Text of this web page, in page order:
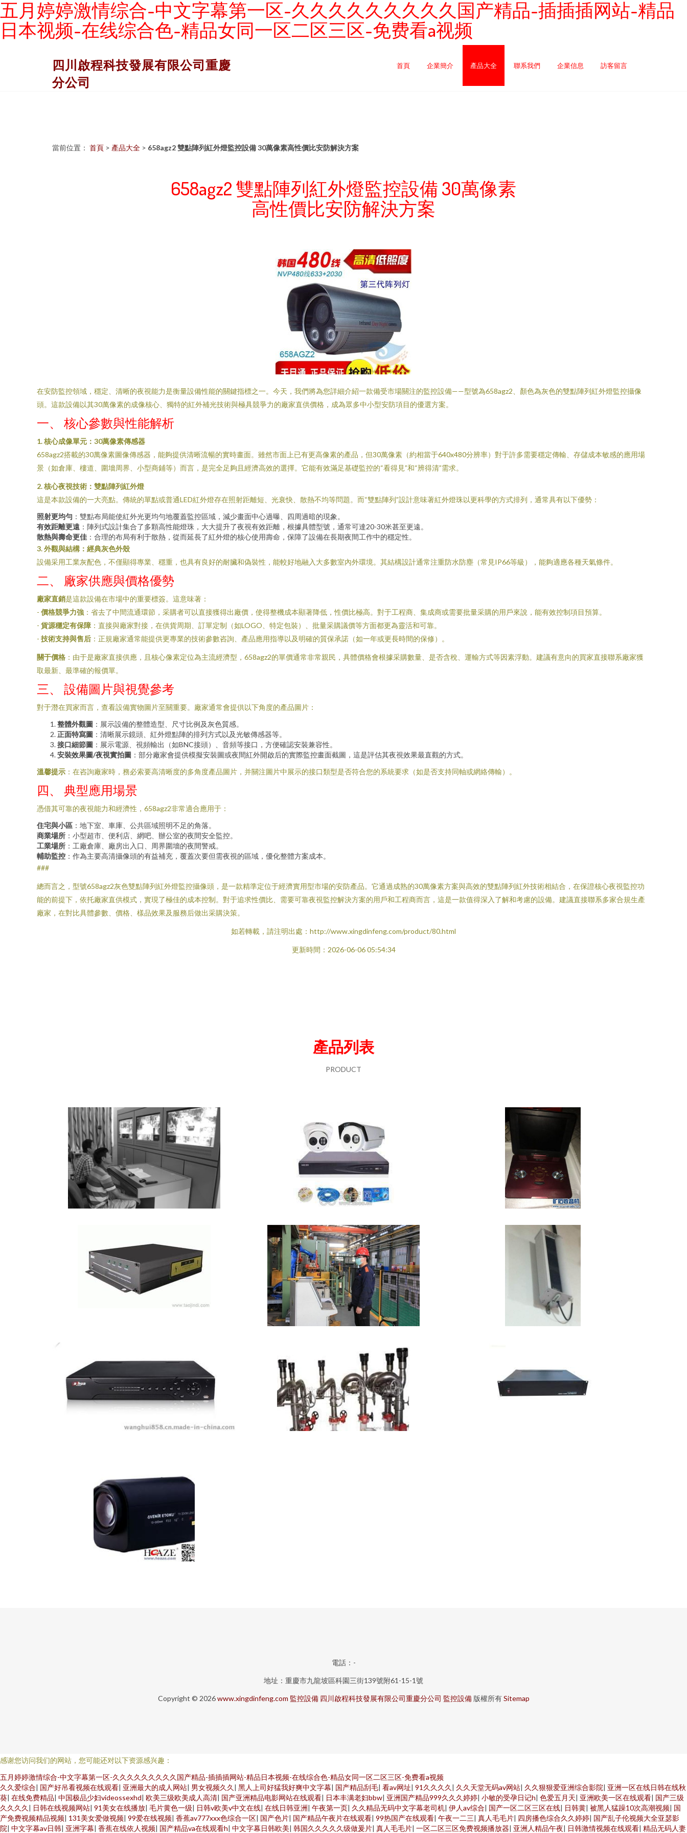
五月婷婷激情综合-中文字幕第一区-久久久久久久久久久国产精品-插插插网站-精品
日本视频-在线综合色-精品女同一区二区三区-免费看a视频
四川啟程科技發展有限公司重慶
分公司
首頁 企業簡介 產品大全 聯系我們 企業信息 訪客留言
當前位置： 首頁 > 產品大全 > 658agz2 雙點陣列紅外燈監控設備 30萬像素高性價比安防解決方案
658agz2 雙點陣列紅外燈監控設備 30萬像素
高性價比安防解決方案
在安防監控領域，穩定、清晰的夜視能力是衡量設備性能的關鍵指標之一。今天，我們將為您詳細介紹一款備受市場關注的監控設備——型號為658agz2、顏色為灰色的雙點陣列紅外燈監控攝像
頭。這款設備以其30萬像素的成像核心、獨特的紅外補光技術與極具競爭力的廠家直供價格，成為眾多中小型安防項目的優選方案。
一、 核心參數與性能解析
1. 核心成像單元：30萬像素傳感器
658agz2搭載的30萬像素圖像傳感器，能夠提供清晰流暢的實時畫面。雖然市面上已有更高像素的產品，但30萬像素（約相當于640x480分辨率）對于許多需要穩定傳輸、存儲成本敏感的應用場
景（如倉庫、樓道、圍墻周界、小型商鋪等）而言，是完全足夠且經濟高效的選擇。它能有效滿足基礎監控的“看得見”和“辨得清”需求。
2. 核心夜視技術：雙點陣列紅外燈
這是本款設備的一大亮點。傳統的單點或普通LED紅外燈存在照射距離短、光衰快、散熱不均等問題。而“雙點陣列”設計意味著紅外燈珠以更科學的方式排列，通常具有以下優勢：
照射更均勻 ：雙點布局能使紅外光更均勻地覆蓋監控區域，減少畫面中心過曝、四周過暗的現象。
有效距離更遠 ：陣列式設計集合了多顆高性能燈珠，大大提升了夜視有效距離，根據具體型號，通常可達20-30米甚至更遠。
散熱與壽命更佳 ：合理的布局有利于散熱，從而延長了紅外燈的核心使用壽命，保障了設備在長期夜間工作中的穩定性。
3. 外觀與結構：經典灰色外殼
設備采用工業灰配色，不僅顯得專業、穩重，也具有良好的耐臟和偽裝性，能較好地融入大多數室內外環境。其結構設計通常注重防水防塵（常見IP66等級），能夠適應各種天氣條件。
二、 廠家供應與價格優勢
廠家直銷是這款設備在市場中的重要標簽。這意味著：
- 價格競爭力強 ：省去了中間流通環節，采購者可以直接獲得出廠價，使得整機成本顯著降低，性價比極高。對于工程商、集成商或需要批量采購的用戶來說，能有效控制項目預算。
- 貨源穩定有保障 ：直接與廠家對接，在供貨周期、訂單定制（如LOGO、特定包裝）、批量采購議價等方面都更為靈活和可靠。
- 技術支持與售后 ：正規廠家通常能提供更專業的技術參數咨詢、產品應用指導以及明確的質保承諾（如一年或更長時間的保修）。
關于價格 ：由于是廠家直接供應，且核心像素定位為主流經濟型，658agz2的單價通常非常親民，具體價格會根據采購數量、是否含稅、運輸方式等因素浮動。建議有意向的買家直接聯系廠家獲
取最新、最準確的報價單。
三、 設備圖片與視覺參考
對于潛在買家而言，查看設備實物圖片至關重要。廠家通常會提供以下角度的產品圖片：
整體外觀圖 ：展示設備的整體造型、尺寸比例及灰色質感。
正面特寫圖 ：清晰展示鏡頭、紅外燈點陣的排列方式以及光敏傳感器等。
接口細節圖 ：展示電源、視頻輸出（如BNC接頭）、音頻等接口，方便確認安裝兼容性。
安裝效果圖/夜視實拍圖 ：部分廠家會提供模擬安裝圖或夜間紅外開啟后的實際監控畫面截圖，這是評估其夜視效果最直觀的方式。
溫馨提示 ：在咨詢廠家時，務必索要高清晰度的多角度產品圖片，并關注圖片中展示的接口類型是否符合您的系統要求（如是否支持同軸或網絡傳輸）。
四、 典型應用場景
憑借其可靠的夜視能力和經濟性，658agz2非常適合應用于：
住宅與小區 ：地下室、車庫、公共區域照明不足的角落。
商業場所 ：小型超市、便利店、網吧、辦公室的夜間安全監控。
工業場所 ：工廠倉庫、廠房出入口、周界圍墻的夜間警戒。
輔助監控 ：作為主要高清攝像頭的有益補充，覆蓋次要但需夜視的區域，優化整體方案成本。
###
總而言之，型號658agz2灰色雙點陣列紅外燈監控攝像頭，是一款精準定位于經濟實用型市場的安防產品。它通過成熟的30萬像素方案與高效的雙點陣列紅外技術相結合，在保證核心夜視監控功
能的前提下，依托廠家直供模式，實現了極佳的成本控制。對于追求性價比、需要可靠夜視監控解決方案的用戶和工程商而言，這是一款值得深入了解和考慮的設備。建議直接聯系多家合規生產
廠家，在對比具體參數、價格、樣品效果及服務后做出采購決策。
如若轉載，請注明出處：http://www.xingdinfeng.com/product/80.html
更新時間：2026-06-06 05:54:34
產品列表
PRODUCT
電話：-
地址：重慶市九龍坡區科園三街139號附61-15-1號
Copyright © 2026www.xingdinfeng.com 監控設備 四川啟程科技發展有限公司重慶分公司 監控設備版權所有Sitemap
感谢您访问我们的网站，您可能还对以下资源感兴趣：
五月婷婷激情综合-中文字幕第一区-久久久久久久久久久国产精品-插插插网站-精品日本视频-在线综合色-精品女同一区二区三区-免费看a视频
久久爱综合| 国产好吊看视频在线观看| 亚洲最大的成人网站| 男女视频久久 | 黑人上司好猛我好爽中文字幕| 国产精品刮毛| 看av网址| 91久久久久 | 久久天堂无码av网站| 久久狠狠爱亚洲综合影院| 亚洲一区在线日韩在线秋
葵| 在线免费精品| 中国极品少妇videossexhd| 欧美三级欧美成人高清| 国产亚洲精品电影网站在线观看| 日本丰满老妇bbw| 亚洲国产精品999久久久婷婷| 小敏的受孕日记h| 色爱五月天| 亚洲欧美一区在线观看| 国产三级
久久久久 | 日韩在线视频网站| 91美女在线播放| 毛片黄色一级| 日韩v欧美v中文在线| 在线日韩亚洲| 午夜第一页| 久久精品无码中文字幕老司机| 伊人av综合| 国产一区二区三区在线| 日韩黄| 被黑人猛躁10次高潮视频| 国
产免费视频精品视频| 131美女爱做视频| 99爱在线视频| 香蕉av777xxx色综合一区| 国产色片| 国产精品午夜片在线观看| 99热国产在线观看| 午夜一二三| 真人毛毛片| 四房播色综合久久婷婷| 国产乱子伦视频大全亚瑟影
院| 中文字幕av日韩| 亚洲字幕| 香蕉在线依人视频| 国产精品va在线观看h| 中文字幕日韩欧美| 韩国久久久久久级做爰片| 真人毛毛片| 一区二区三区免费视频播放器| 亚洲人精品午夜| 日韩激情视频在线观看| 精品无码人妻